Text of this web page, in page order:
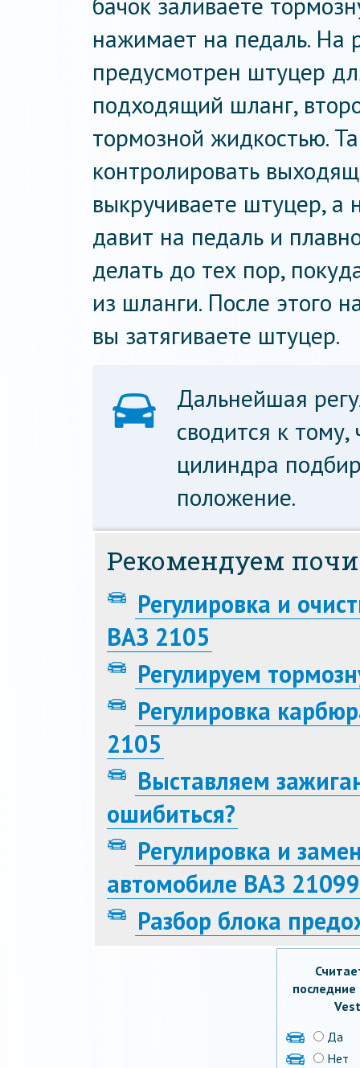
нажимает на педаль. На
предусмотрен штуцер
подходящий шланг,
тормозной жидкостью.
контролировать
выкручиваете штуцер, а
давит на педаль и
делать до тех пор,
из шланги. После этого
вы затягиваете штуцер.
Дальнейшая
сводится к
цилиндра
положение.
Рекомендуем
Регулировка и
ВАЗ 2105
Регулируем
Регулировка
2105
Выставляем
ошибиться?
Регулировка и
автомобиле ВАЗ 21099
Разбор блока
Да
Нет